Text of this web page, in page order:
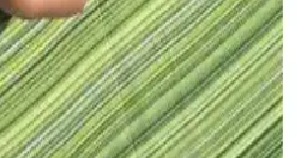
Golf Koltuk ve Masa
Dış Mekan Mobilyası
Koltuk ve masa takımı, dayanıklı
ve dış mekanlarda ideal kullanım
sağlar.